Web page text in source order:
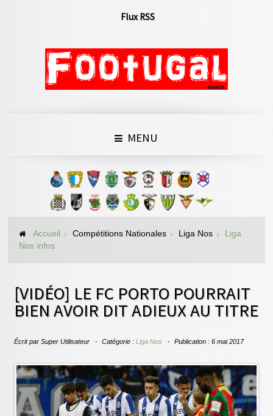
Flux RSS
MENU
Accueil Compétitions Nationales Liga Nos
Liga
Nos infos
[VIDÉO] LE FC PORTO POURRAIT
BIEN AVOIR DIT ADIEUX AU TITRE
Écrit parSuper Utilisateur Catégorie :Liga Nos Publication : 6 mai 2017